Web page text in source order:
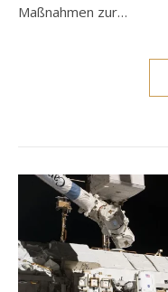
Maßnahmen zur…